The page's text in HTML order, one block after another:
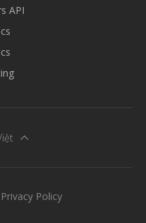
API
Privacy Policy